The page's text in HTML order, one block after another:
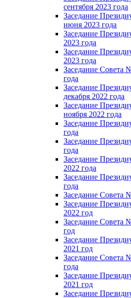
сентября 2023 года
Заседание
июня 2023 года
Заседание
2023 года
Заседание
2023 года
Заседание Совета
года
Заседание
декабря 2022 года
Заседание
ноября 2022 года
Заседание
года
Заседание
года
Заседание
2022 года
Заседание
года
Заседание Совета
Заседание
2022 год
Заседание Совета
год
Заседание
2021 год
Заседание Совета
года
Заседание
2021 год
Заседание